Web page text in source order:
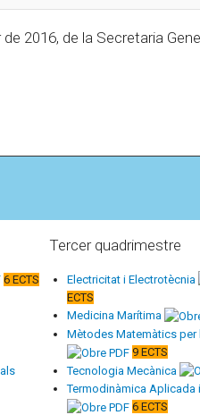
2016, de la Secretaria
6 ECTS
Tercer quadrimestre
Electricitat i Electrotècnia
ECTS
Medicina Marítima
Mètodes Matemàtics per
9 ECTS
Tecnologia Mecànica
Termodinàmica Aplicada
6 ECTS